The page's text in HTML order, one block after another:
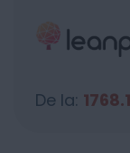
De la: